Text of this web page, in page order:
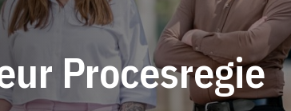
Procesregie